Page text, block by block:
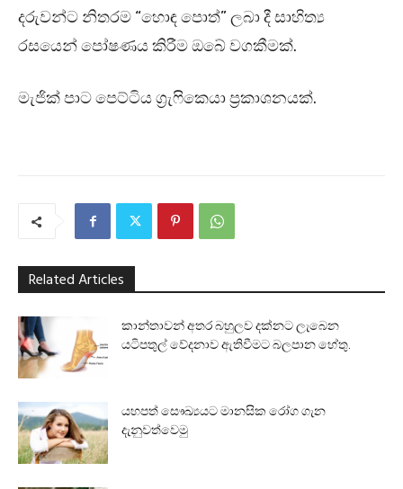
දරුවන්ට නිතරම “හොඳ පොත්” ලබා දී සාහිත්‍ය
රසයෙන් පෝෂණය කිරීම ඔබේ වගකීමක්.
මැජික් පාට පෙට්ටිය ග්‍රැෆිකෙයා ප්‍රකාශනයක්.
Related Articles
කාන්තාවන් අතර බහුලව දක්නට ලැබෙන
යටිපතුල් වේදනාව ඇතිවීමට බලපාන හේතු.
යහපත් සෞඛ්‍යයට මානසික රෝග ගැන
දැනුවත්වෙමු